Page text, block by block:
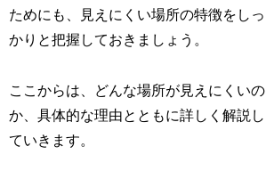
ためにも、見えにくい場所の特徴をしっ
かりと把握しておきましょう。
ここからは、どんな場所が見えにくいの
か、具体的な理由とともに詳しく解説し
ていきます。